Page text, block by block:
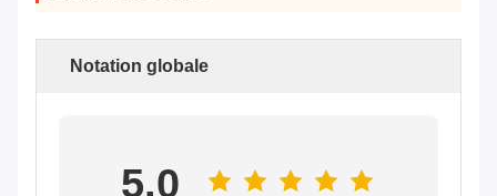
Notation globale
5.0